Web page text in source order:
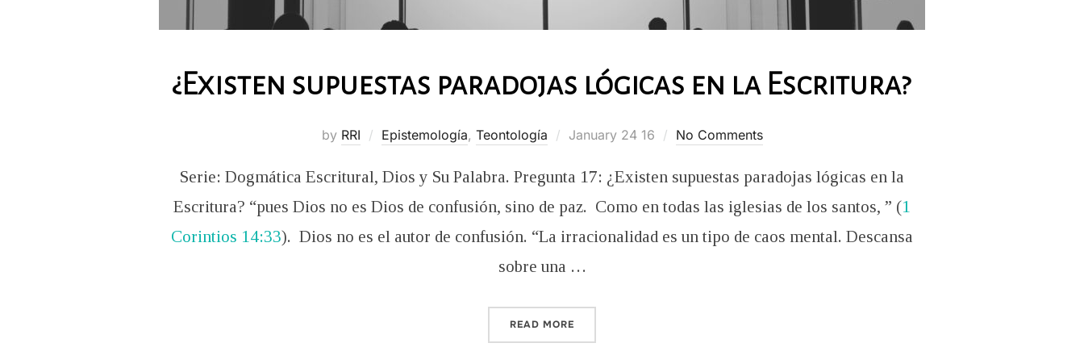
¿Existen supuestas paradojas lógicas en la Escritura?
by RRI Epistemología, Teontología
Posted
January 24 16 No Comments
Serie: Dogmática Escritural, Dios y Su Palabra. Pregunta 17: ¿Existen supuestas paradojas lógicas en la
Escritura? “pues Dios no es Dios de confusión, sino de paz. Como en todas las iglesias de los santos, ” (1
Corintios 14:33). Dios no es el autor de confusión. “La irracionalidad es un tipo de caos mental. Descansa
sobre una …
READ MORE